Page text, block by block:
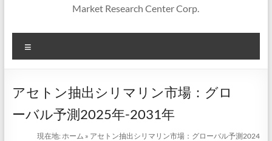
キ
プ
Market Research Center Corp.
ニ
ー
アセトン抽出シリマリン市場：グロ
ーバル予測2025年-2031年
現在地:ホーム » アセトン抽出シリマリン市場：グローバル予測2024